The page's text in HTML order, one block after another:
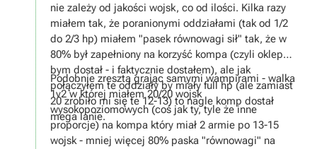
nie zależy od jakości wojsk, co od ilości. Kilka razy
miałem tak, że poranionymi oddziałami (tak od 1/2
do 2/3 hp) miałem "pasek równowagi sił" tak, że w
80% był zapełniony na korzyść kompa (czyli oklep
bym dostał - i faktycznie dostałem), ale jak
połączyłem te oddziały by miały full hp (ale zamiast
20 zrobiło mi się te 12-13) to nagle komp dostał
mega lanie.
Podobnie zresztą grając samymi wampirami - walka
1v2 w której miałem 20/20 wojsk
wysokopoziomowych (coś jak ty, tyle że inne
proporcje) na kompa który miał 2 armie po 13-15
wojsk - mniej więcej 80% paska "równowagi" na